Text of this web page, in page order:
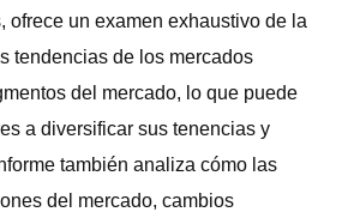
ofrece un examen exhaustivo de la
tendencias de los mercados
del mercado, lo que puede
a diversificar sus tenencias y
también analiza cómo las
del mercado, cambios